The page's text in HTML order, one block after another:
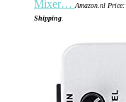
Mixer… Amazon.nl Price:
Shipping